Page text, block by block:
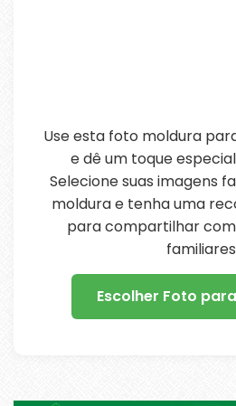
Use esta foto moldura
e dê um toque
Selecione suas imagens
moldura e tenha uma
para compartilhar com
Escolher Foto